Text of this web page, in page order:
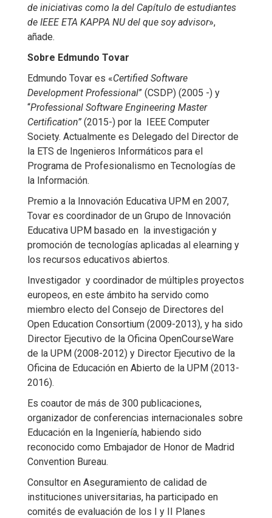
de iniciativas como la del Capítulo de estudiantes
de IEEE ETA KAPPA NU del que soy advisor»,
añade.
Sobre Edmundo Tovar
Edmundo Tovar es «Certified Software
Development Professional” (CSDP) (2005 -) y
“Professional Software Engineering Master
Certification” (2015-) por la IEEE Computer
Society. Actualmente es Delegado del Director de
la ETS de Ingenieros Informáticos para el
Programa de Profesionalismo en Tecnologías de
la Información.
Premio a la Innovación Educativa UPM en 2007,
Tovar es coordinador de un Grupo de Innovación
Educativa UPM basado en la investigación y
promoción de tecnologías aplicadas al elearning y
los recursos educativos abiertos.
Investigador y coordinador de múltiples proyectos
europeos, en este ámbito ha servido como
miembro electo del Consejo de Directores del
Open Education Consortium (2009-2013), y ha sido
Director Ejecutivo de la Oficina OpenCourseWare
de la UPM (2008-2012) y Director Ejecutivo de la
Oficina de Educación en Abierto de la UPM (2013-
2016).
Es coautor de más de 300 publicaciones,
organizador de conferencias internacionales sobre
Educación en la Ingeniería, habiendo sido
reconocido como Embajador de Honor de Madrid
Convention Bureau.
Consultor en Aseguramiento de calidad de
instituciones universitarias, ha participado en
comités de evaluación de los I y II Planes